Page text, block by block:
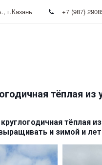
, г.Казань +7 (987)
тёплая
тёплая
и зимой и